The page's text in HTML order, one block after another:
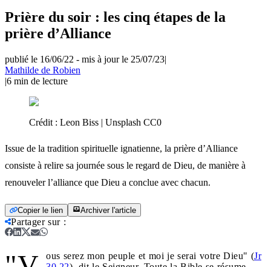
Prière du soir : les cinq étapes de la
prière d’Alliance
publié le 16/06/22 - mis à jour le 25/07/23|
Mathilde de Robien
|6 min de lecture
Crédit : Leon Biss | Unsplash CC0
Issue de la tradition spirituelle ignatienne, la prière d’Alliance
consiste à relire sa journée sous le regard de Dieu, de manière à
renouveler l’alliance que Dieu a conclue avec chacun.
Copier le lien Archiver l'article
Partager sur:
ous serez mon peuple et moi je serai votre Dieu" (Jr